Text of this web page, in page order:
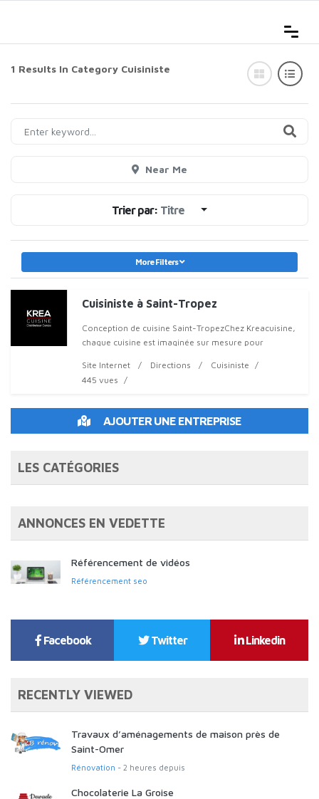
1 Results In Category Cuisiniste
Near Me
Trier par: Titre
More Filters
Cuisiniste à Saint-Tropez
Conception de cuisine Saint-TropezChez Kreacuisine,
chaque cuisine est imaginée sur mesure pour
privilégions le travail artisanal pour gara
Site Internet Directions
Cuisiniste
445 vues
AJOUTER UNE ENTREPRISE
LES CATÉGORIES
ANNONCES EN VEDETTE
Référencement de vidéos
Référencement seo
Facebook Twitter Linkedin
RECENTLY VIEWED
Travaux d’aménagements de maison près de
Saint-Omer
Rénovation - 2 heures depuis
Chocolaterie La Groise